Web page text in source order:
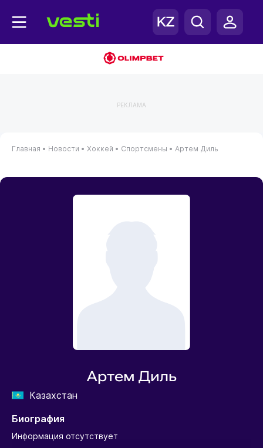
РЕКЛАМА
Главная • Новости • Хоккей • Спортсмены • Артем Диль
Артем Диль
Казахстан
Биография
Информация отсутствует